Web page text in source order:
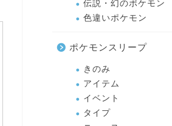
伝説・幻のポケモン
色違いポケモン
ポケモンスリープ
きのみ
アイテム
イベント
タイプ